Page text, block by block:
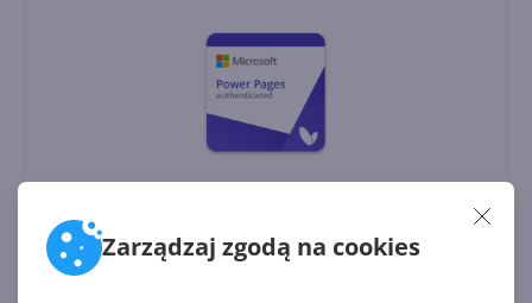
Zarządzaj zgodą na cookies
Licencja:
Wersja językowa:międzynarodowa